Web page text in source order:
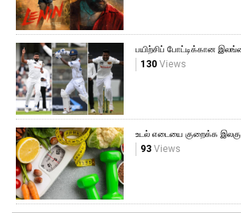
பயிற்சிப் போட்டிக்கான
130Views
உடல் எடையை குறைக்க
93Views